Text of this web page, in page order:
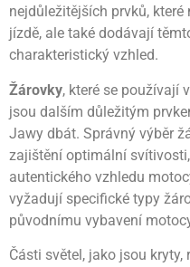
nejdůležitějších prvků,
jízdě, ale také dodávají
charakteristický vzhled.
Žárovky, které se používají
jsou dalším důležitým
Jawy dbát. Správný výběr
zajištění optimální
autentického vzhledu
vyžadují specifické typy
původnímu vybavení
Části světel, jako jsou